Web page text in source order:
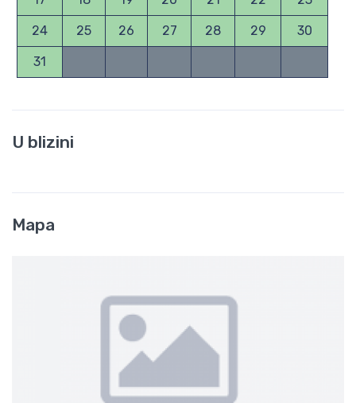
24 25 26 27 28 29 30
31
U blizini
Mapa